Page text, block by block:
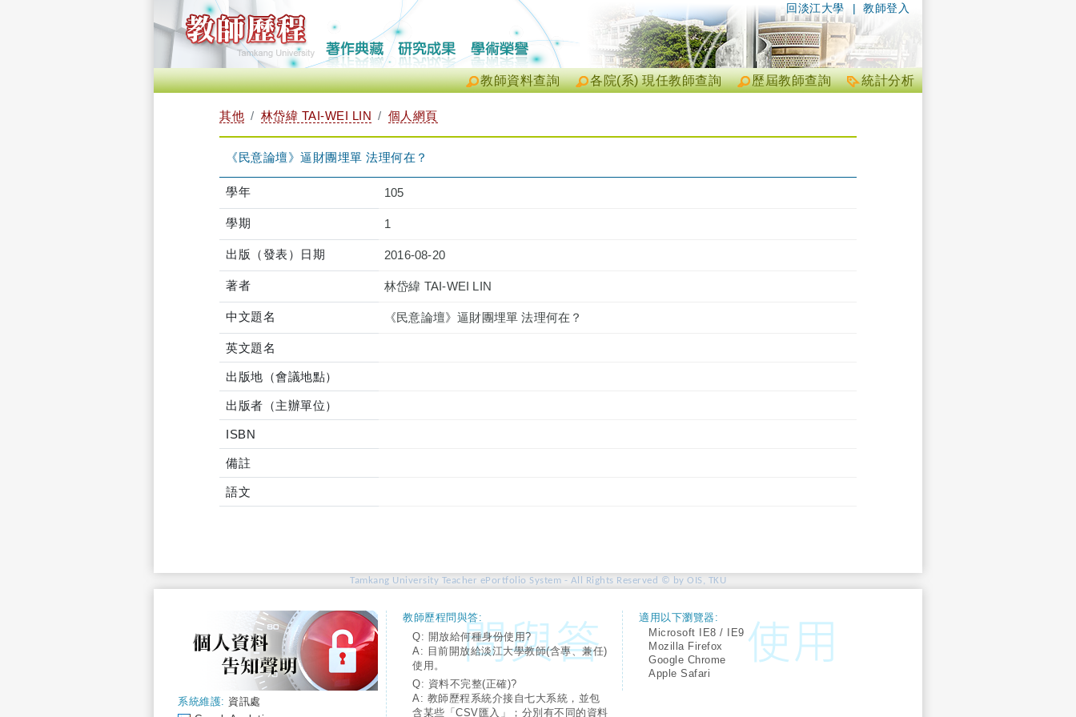
| 教師登入
回淡江大學
統計分析
歷屆教師查詢
各院(系) 現任教師查詢
教師資料查詢
其他 林岱緯 TAI-WEI LIN 個人網頁
《民意論壇》逼財團埋單 法理何在？
學年 105
學期 1
出版（發表）日期 2016-08-20
著者 林岱緯 TAI-WEI LIN
中文題名 《民意論壇》逼財團埋單 法理何在？
英文題名
出版地（會議地點）
出版者（主辦單位）
ISBN
備註
語文
Tamkang University Teacher ePortfolio System - All Rights Reserved © by OIS, TKU
系統維護: 資訊處
教師歷程問與答:
Q: 開放給何種身份使用?
A: 目前開放給淡江大學教師(含專、兼任)
使用。
Q: 資料不完整(正確)?
A: 教師歷程系統介接自七大系統，並包
含某些「CSV匯入」；分別有不同的資料
適用以下瀏覽器:
Microsoft IE8 / IE9
Mozilla Firefox
Google Chrome
Apple Safari